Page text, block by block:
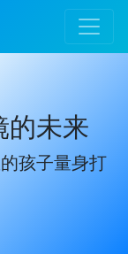
的未来
孩子量身打